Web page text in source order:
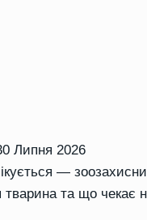
Липня 2026
—
тварина та що чекає